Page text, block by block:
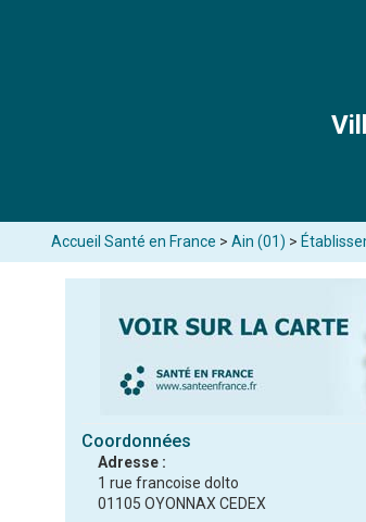
Accueil Santé en France > Ain (01) >
Coordonnées
Adresse :
1 rue francoise dolto
01105 OYONNAX CEDEX